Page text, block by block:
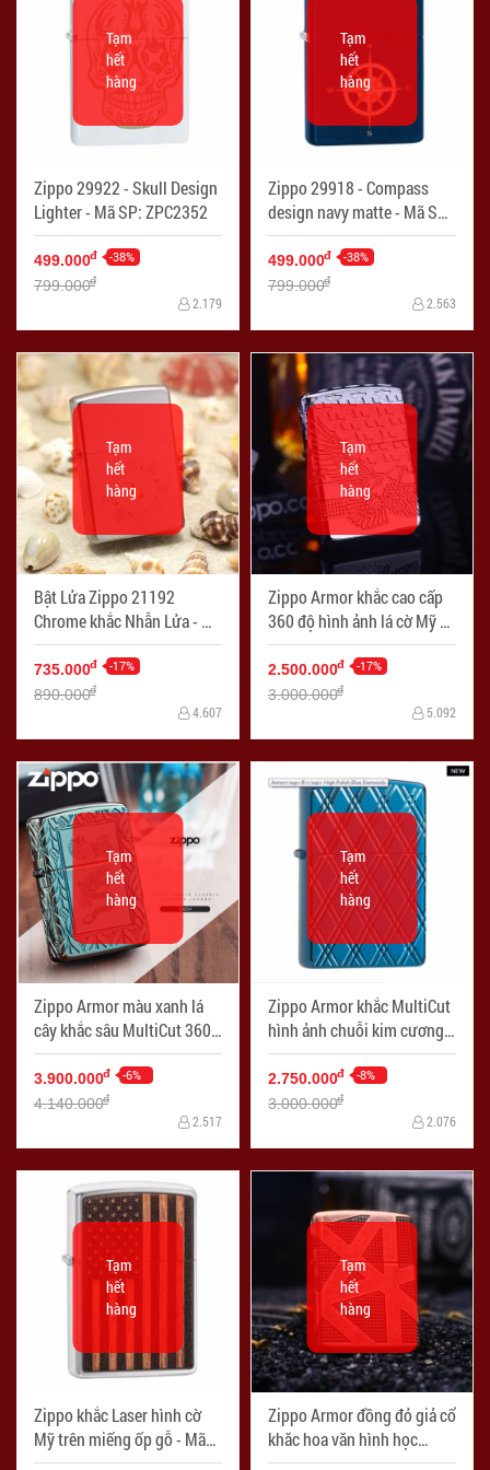
Zippo 29922 - Skull Design
Lighter - Mã SP: ZPC2352
Tạm
hết
hàng
499.000đ -38%
799.000đ
2.179
Zippo 29918 - Compass
design navy matte - Mã SP:
ZPC2355
Tạm
hết
hàng
499.000đ -38%
799.000đ
2.563
Bật Lửa Zippo 21192
Chrome khắc Nhẫn Lửa - Mã
SP: ZPC2377
Tạm
hết
hàng
735.000đ -17%
890.000đ
4.607
Zippo Armor khắc cao cấp
360 độ hình ảnh lá cờ Mỹ và
đại bàng - Mã SP: ZPC2401
Tạm
hết
hàng
2.500.000đ -17%
3.000.000đ
5.092
Zippo Armor màu xanh lá
cây khắc sâu MultiCut 360
hoa văn và Rồng chính giữa
- Mã SP: ZPC2404
Tạm
hết
hàng
3.900.000đ -6%
4.140.000đ
2.517
Zippo Armor khắc MultiCut
hình ảnh chuỗi kim cương
xanh - Mã SP: ZPC2409
Tạm
hết
hàng
2.750.000đ -8%
3.000.000đ
2.076
Zippo khắc Laser hình cờ
Mỹ trên miếng ốp gỗ - Mã
SP: ZPC2410
Tạm
hết
hàng
Zippo Armor đồng đỏ giả cổ
khăc hoa văn hình học
không gian bao quanh lên 4
Tạm
hết
hàng